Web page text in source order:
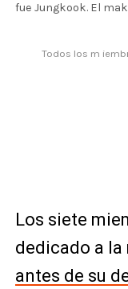
fue Jungkook. El
Todos los m
Los siete
dedicado a la
antes de su